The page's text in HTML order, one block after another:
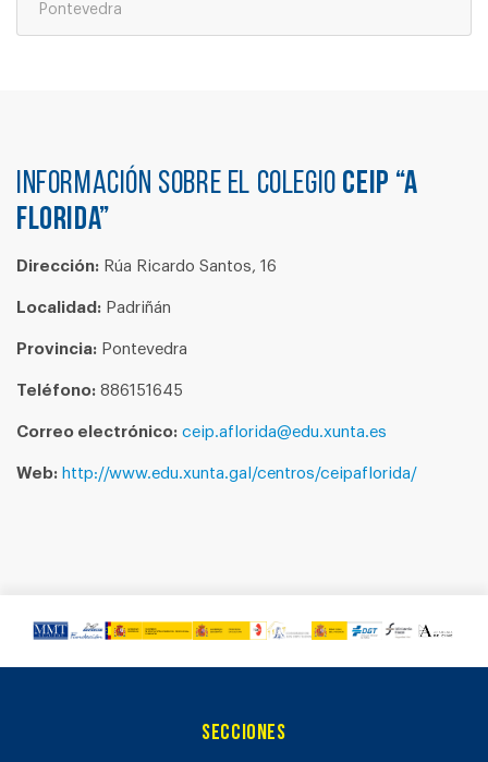
Pontevedra
Información sobre el colegio CEIP “A
FLORIDA”
Dirección: Rúa Ricardo Santos, 16
Localidad: Padriñán
Provincia: Pontevedra
Teléfono: 886151645
Correo electrónico: ceip.aflorida@edu.xunta.es
Web: http://www.edu.xunta.gal/centros/ceipaflorida/
Secciones